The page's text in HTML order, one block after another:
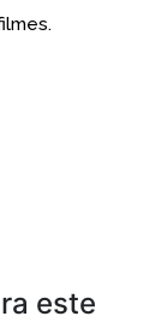
este